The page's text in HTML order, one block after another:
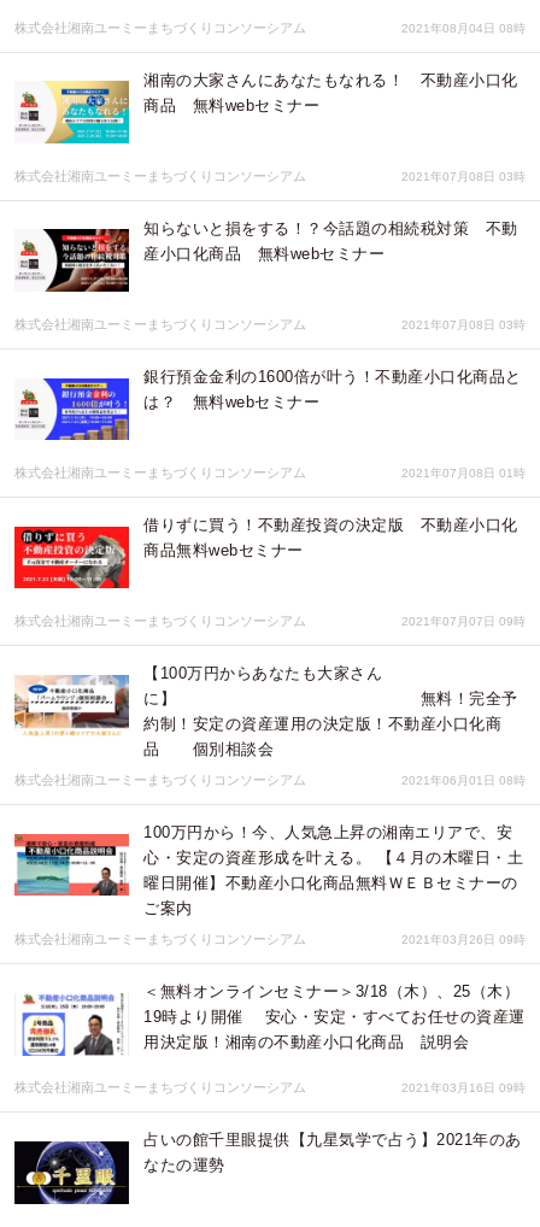
株式会社湘南ユーミーまちづくりコンソーシアム 2021年08月04日 08時
湘南の大家さんにあなたもなれる！ 不動産小口化
商品 無料webセミナー
株式会社湘南ユーミーまちづくりコンソーシアム 2021年07月08日 03時
知らないと損をする！？今話題の相続税対策 不動
産小口化商品 無料webセミナー
株式会社湘南ユーミーまちづくりコンソーシアム 2021年07月08日 03時
銀行預金金利の1600倍が叶う！不動産小口化商品と
は？ 無料webセミナー
株式会社湘南ユーミーまちづくりコンソーシアム 2021年07月08日 01時
借りずに買う！不動産投資の決定版 不動産小口化
商品無料webセミナー
株式会社湘南ユーミーまちづくりコンソーシアム 2021年07月07日 09時
【100万円からあなたも大家さん
に】 無料！完全予
約制！安定の資産運用の決定版！不動産小口化商
品 個別相談会
株式会社湘南ユーミーまちづくりコンソーシアム 2021年06月01日 08時
100万円から！今、人気急上昇の湘南エリアで、安
心・安定の資産形成を叶える。 【４月の木曜日・土
曜日開催】不動産小口化商品無料ＷＥＢセミナーの
ご案内
株式会社湘南ユーミーまちづくりコンソーシアム 2021年03月26日 09時
＜無料オンラインセミナー＞3/18（木）、25（木）
19時より開催 安心・安定・すべてお任せの資産運
用決定版！湘南の不動産小口化商品 説明会
株式会社湘南ユーミーまちづくりコンソーシアム 2021年03月16日 09時
占いの館千里眼提供【九星気学で占う】2021年のあ
なたの運勢